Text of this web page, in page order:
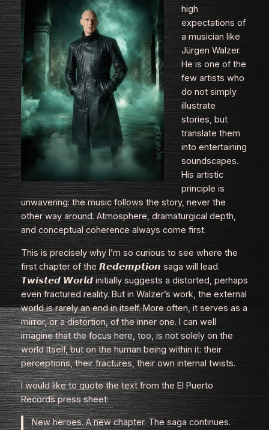
high
expectations of
a musician like
Jürgen Walzer.
He is one of the
few artists who
do not simply
illustrate
stories, but
translate them
into entertaining
soundscapes.
His artistic
principle is
unwavering: the music follows the story, never the
other way around. Atmosphere, dramaturgical depth,
and conceptual coherence always come first.
This is precisely why I’m so curious to see where the
first chapter of the 𝙍𝙚𝙙𝙚𝙢𝙥𝙩𝙞𝙤𝙣 saga will lead.
𝙏𝙬𝙞𝙨𝙩𝙚𝙙 𝙒𝙤𝙧𝙡𝙙 initially suggests a distorted, perhaps
even fractured reality. But in Walzer’s work, the external
world is rarely an end in itself. More often, it serves as a
mirror, or a distortion, of the inner one. I can well
imagine that the focus here, too, is not solely on the
world itself, but on the human being within it: their
perceptions, their fractures, their own internal twists.
I would like to quote the text from the El Puerto
Records press sheet:
New heroes. A new chapter. The saga continues.